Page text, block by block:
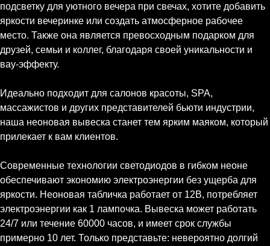
подсветку для уютного вечера при свечах, хотите добавить
яркости вечеринке или создать атмосферное рабочее
место. Также она является превосходным подарком для
друзей, семьи и коллег, благодаря своей уникальности и
вау-эффекту.
Идеально подходит для салонов красоты, SPA,
массажистов и других представителей бьюти индустрии,
наша неоновая вывеска станет тем ярким маяком, который
прилекает к вам клиентов.
Современные технологии светодиодов в гибком неоне
обеспечивают экономию электроэнергии без ущерба для
яркости. Неоновая табличка работает от 12В, потребляет
электроэнергии как 1 лампочка. Вывеска может работать
24/7 или течение 60000 часов, и имеет срок службы
примерно 10 лет. Только представьте: невероятно долгий